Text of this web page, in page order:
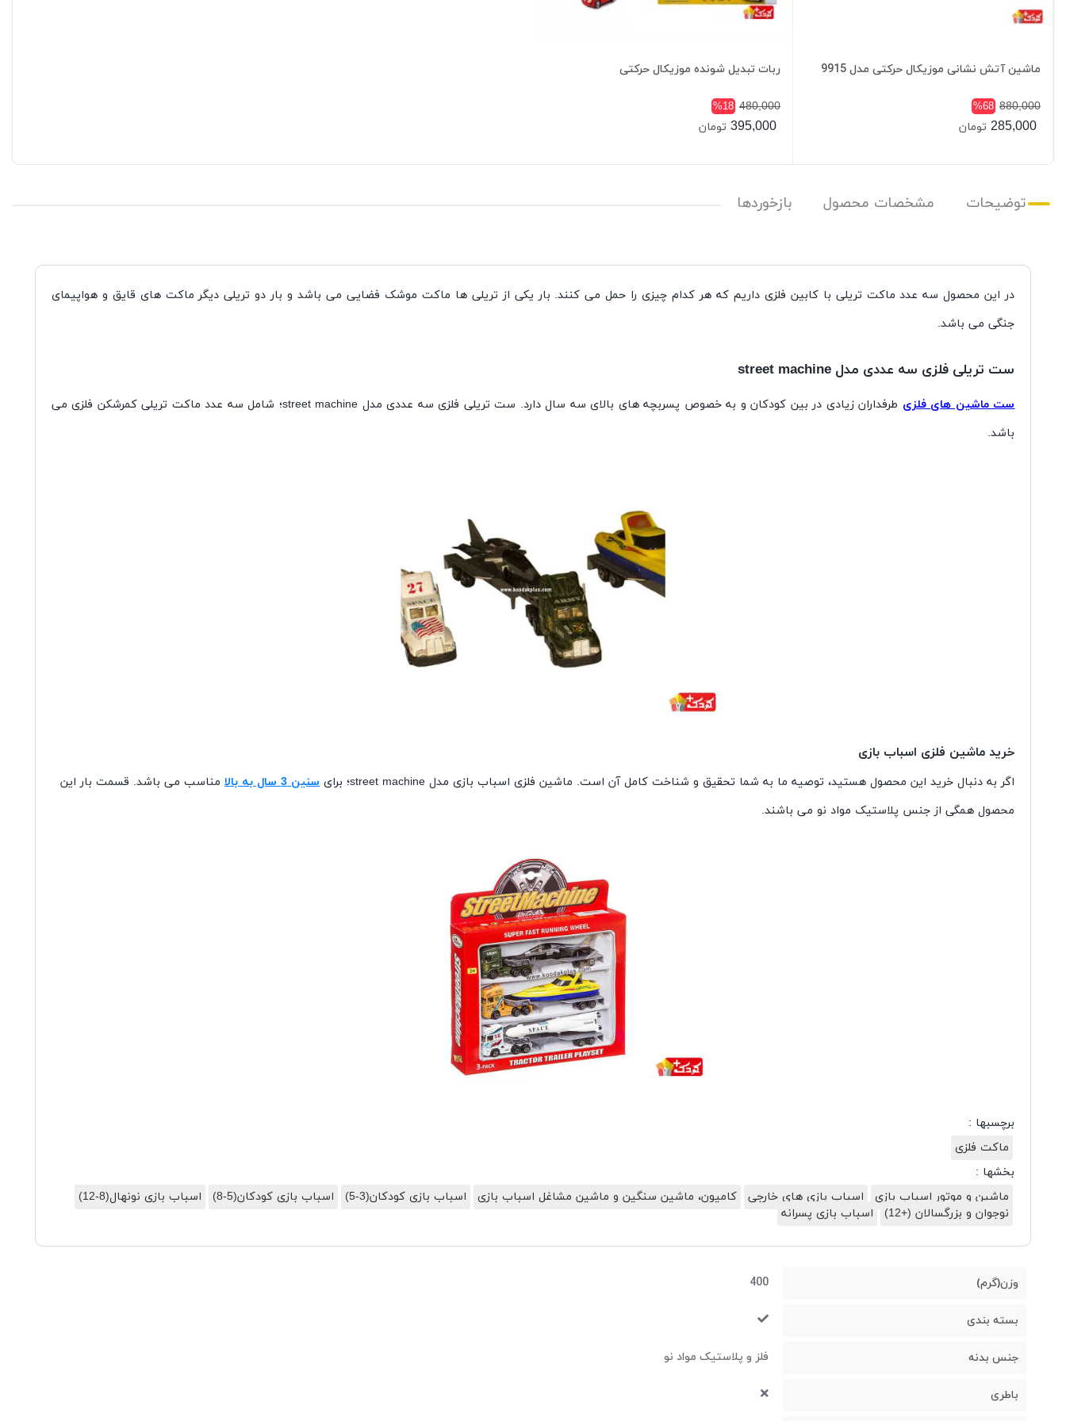
ماشین آتش نشانی موزیکال حرکتی مدل 9915
880,000
%68
285,000 تومان
ربات تبدیل شونده موزیکال حرکتی
480,000
%18
395,000 تومان
توضیحات مشخصات محصول بازخوردها
در این محصول سه عدد ماکت تریلی با کابین فلزی داریم که هر کدام چیزی را حمل می کنند. بار یکی از تریلی ها ماکت موشک فضایی می باشد و بار دو تریلی دیگر ماکت های قایق و هواپیمای
جنگی می باشد.
ست تریلی فلزی سه عددی مدل street machine
ست ماشین های فلزی
طرفداران زیادی در بین کودکان و به خصوص پسربچه های بالای سه سال دارد. ست تریلی فلزی سه عددی مدل street machine؛ شامل سه عدد ماکت تریلی کمرشکن فلزی می
باشد.
خرید ماشین فلزی اسباب بازی
اگر به دنبال خرید این محصول هستید، توصیه ما به شما تحقیق و شناخت کامل آن است. ماشین فلزی اسباب بازی مدل street machine؛ برای سنین 3 سال به بالا
مناسب می باشد. قسمت بار این
محصول همگی از جنس پلاستیک مواد نو می باشند.
برچسبها :
ماکت فلزی
بخشها :
ماشین و موتور اسباب بازی
اسباب بازی های خارجی کامیون، ماشین سنگین و ماشین مشاغل اسباب بازی اسباب بازی کودکان(3-5) اسباب بازی کودکان(5-8)
اسباب بازی نونهال(8-12)
نوجوان و بزرگسالان (+12)
اسباب بازی پسرانه
وزن(گرم) 400
بسته بندی
جنس بدنه فلز و پلاستیک مواد نو
باطری